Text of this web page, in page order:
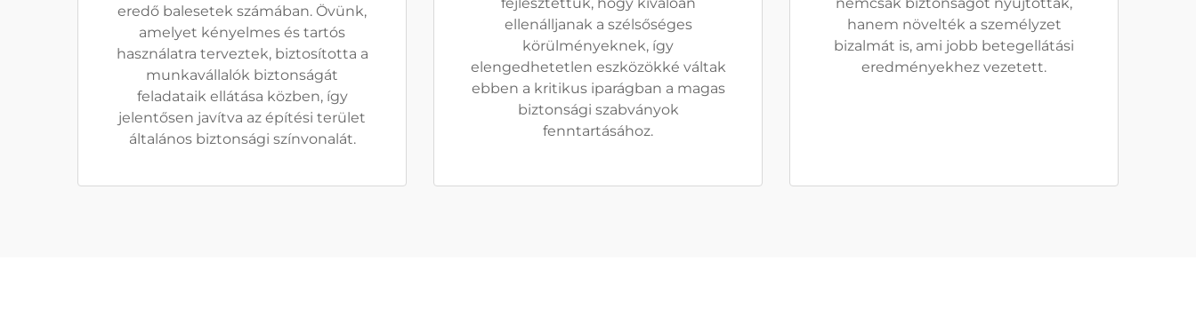
eredő balesetek számában. Övünk,
amelyet kényelmes és tartós
használatra terveztek, biztosította a
munkavállalók biztonságát
feladataik ellátása közben, így
jelentősen javítva az építési terület
általános biztonsági színvonalát.
ellenálljanak a szélsőséges
körülményeknek, így
elengedhetetlen eszközökké váltak
ebben a kritikus iparágban a magas
biztonsági szabványok
fenntartásához.
hanem növelték a személyzet
bizalmát is, ami jobb betegellátási
eredményekhez vezetett.